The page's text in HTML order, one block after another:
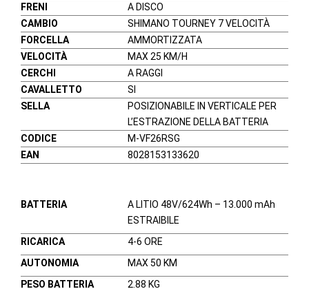
FRENI
A DISCO
CAMBIO
SHIMANO TOURNEY 7 VELOCITÀ
FORCELLA
AMMORTIZZATA
VELOCITÀ
MAX 25 KM/H
CERCHI
A RAGGI
CAVALLETTO
SI
SELLA
POSIZIONABILE IN VERTICALE PER
L’ESTRAZIONE DELLA BATTERIA
CODICE
M-VF26RSG
EAN
8028153133620
BATTERIA
A LITIO 48V/624Wh – 13.000 mAh
ESTRAIBILE
RICARICA
4-6 ORE
AUTONOMIA
MAX 50 KM
PESO BATTERIA
2.88 KG